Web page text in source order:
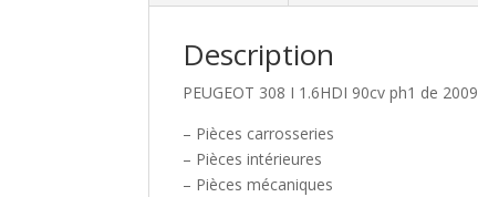
Description
PEUGEOT 308 I 1.6HDI 90cv ph1 de 2009
– Pièces carrosseries
– Pièces intérieures
– Pièces mécaniques